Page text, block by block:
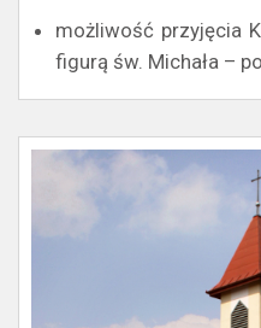
możliwość przyjęcia
figurą św. Michała –